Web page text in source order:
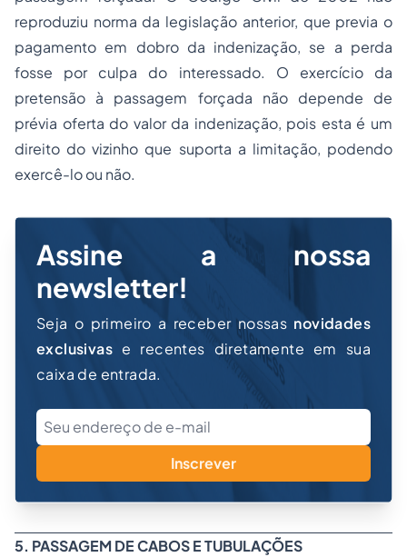
reproduziu norma da legislação anterior, que previa o
pagamento em dobro da indenização, se a perda
fosse por culpa do interessado. O exercício da
pretensão à passagem forçada não depende de
prévia oferta do valor da indenização, pois esta é um
direito do vizinho que suporta a limitação, podendo
exercê-lo ou não.
Assine a nossa
newsletter!
Seja o primeiro a receber nossas novidades
exclusivas e recentes diretamente em sua
caixa de entrada.
Inscrever
5. PASSAGEM DE CABOS E TUBULAÇÕES